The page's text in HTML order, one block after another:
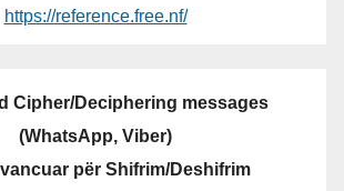
https://reference.free.nf/
Cipher/Deciphering messages
(WhatsApp, Viber)
për Shifrim/Deshifrim